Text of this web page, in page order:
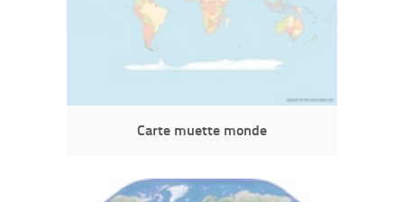
Carte muette monde